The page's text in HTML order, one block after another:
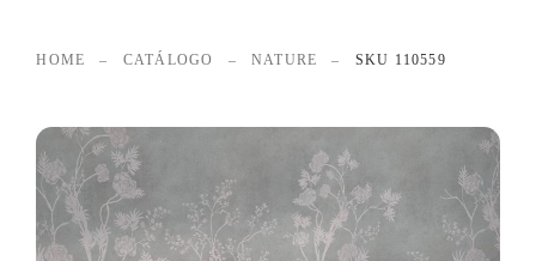
HOME – CATÁLOGO – NATURE – SKU 110559